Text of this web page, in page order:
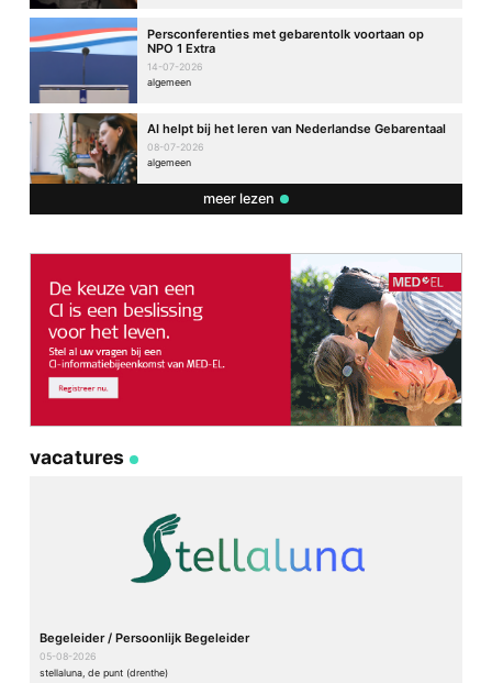
Persconferenties met gebarentolk voortaan op
NPO 1 Extra
14-07-2026
algemeen
AI helpt bij het leren van Nederlandse Gebarentaal
08-07-2026
algemeen
meer lezen
vacatures
Begeleider / Persoonlijk Begeleider
05-08-2026
stellaluna, de punt (drenthe)